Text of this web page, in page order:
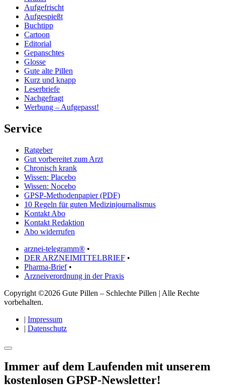
Aufgefrischt
Aufgespießt
Buchtipp
Cartoon
Editorial
Gepanschtes
Glosse
Gute alte Pillen
Kurz und knapp
Leserbriefe
Nachgefragt
Werbung – Aufgepasst!
Service
Ratgeber
Gut vorbereitet zum Arzt
Chronisch krank
Wissen: Placebo
Wissen: Nocebo
GPSP-Methodenpapier (PDF)
10 Regeln für guten Medizinjournalismus
Kontakt Abo
Kontakt Redaktion
Abo widerrufen
arznei-telegramm® •
DER ARZNEIMITTELBRIEF •
Pharma-Brief•
Arzneiverordnung in der Praxis
Copyright ©2026 Gute Pillen – Schlechte Pillen | Alle Rechte
vorbehalten.
| Impressum
| Datenschutz
Immer auf dem Laufenden mit unserem
kostenlosen GPSP-Newsletter!